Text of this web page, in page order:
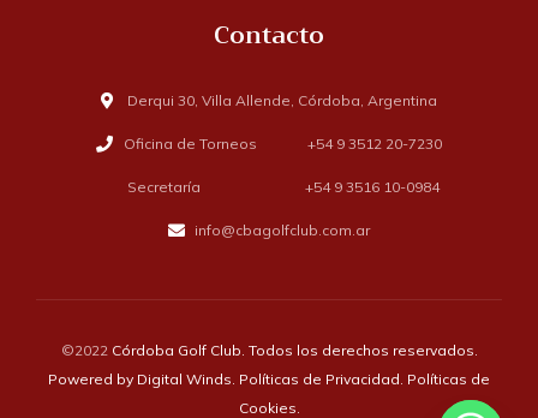
Contacto
Derqui 30, Villa Allende, Córdoba, Argentina
Oficina de Torneos +54 9 3512 20-7230
Secretaría +54 9 3516 10-0984
info@cbagolfclub.com.ar
©2022 Córdoba Golf Club. Todos los derechos reservados.
Powered by Digital Winds Políticas de Privacidad Políticas de
Cookies